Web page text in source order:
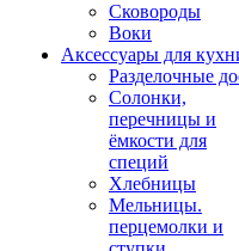
Сковороды
Воки
Аксессуары для
Разделочные
Солонки,
перечницы и
ёмкости для
специй
Хлебницы
Мельницы.
перцемолки и